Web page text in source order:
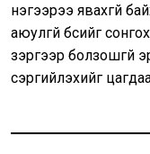
нэгээрээ явахгүй
аюулгүй бүсийг
зэргээр болзошгүй
сэргийлэхийг